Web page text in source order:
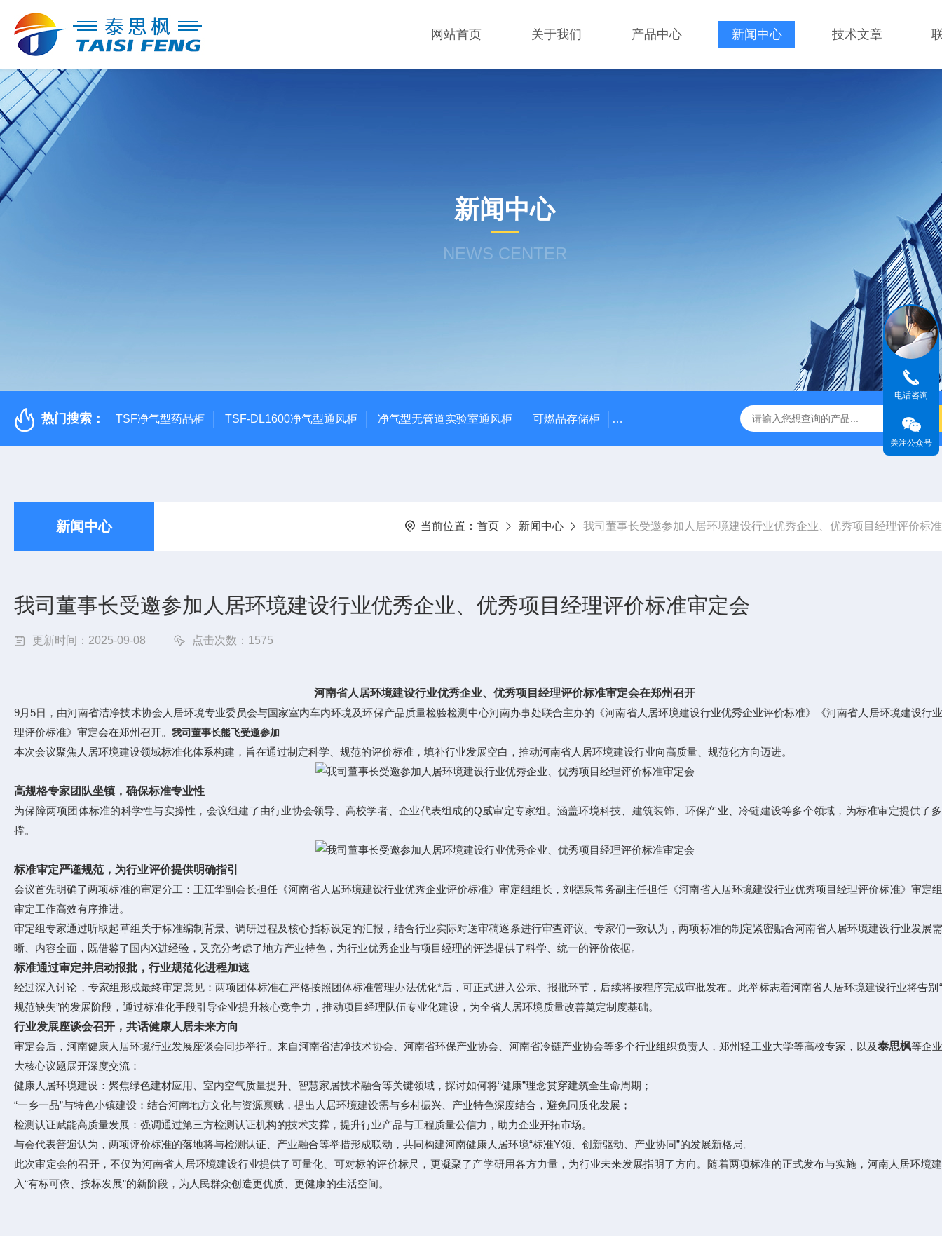
网站首页 关于我们 产品中心 新闻中心 技术文章
新闻中心
NEWS CENTER
热门搜索： TSF净气型药品柜 TSF-DL1600净气型通风柜 净气型无管道实验室通风柜 可燃品存储柜 TSF-DS800净气型通风柜 TSF-DS800FW净气型通风柜（全
新闻中心 当前位置： 首页 新闻中心 我司董事长受邀参加人居环境建设行业优秀企业、优秀项目经理评价标
我司董事长受邀参加人居环境建设行业优秀企业、优秀项目经理评价标准审定会
更新时间：2025-09-08 点击次数：1575
河南省人居环境建设行业优秀企业、优秀项目经理评价标准审定会在郑州召开
9月5日，由河南省洁净技术协会人居环境专业委员会与国家室内车内环境及环保产品质量检验检测中心河南办事处联合主办的《河南省人居环境建设行业优秀企业评价标准》《河南省人居环境建设行
理评价标准》审定会在郑州召开。 我司董事长熊飞受邀参加
本次会议聚焦人居环境建设领域标准化体系构建，旨在通过制定科学、规范的评价标准，填补行业发展空白，推动河南省人居环境建设行业向高质量、规范化方向迈进。
高规格专家团队坐镇，确保标准专业性
为保障两项团体标准的科学性与实操性，会议组建了由行业协会领导、高校学者、企业代表组成的Q威审定专家组。涵盖环境科技、建筑装饰、环保产业、冷链建设等多个领域，为标准审定提供了
撑。
标准审定严谨规范，为行业评价提供明确指引
会议首先明确了两项标准的审定分工：王江华副会长担任《河南省人居环境建设行业优秀企业评价标准》审定组组长，刘德泉常务副主任担任《河南省人居环境建设行业优秀项目经理评价标准》审定
审定工作高效有序推进。
审定组专家通过听取起草组关于标准编制背景、调研过程及核心指标设定的汇报，结合行业实际对送审稿逐条进行审查评议。专家们一致认为，两项标准的制定紧密贴合河南省人居环境建设行业发展
晰、内容全面，既借鉴了国内X进经验，又充分考虑了地方产业特色，为行业优秀企业与项目经理的评选提供了科学、统一的评价依据。
标准通过审定并启动报批，行业规范化进程加速
经过深入讨论，专家组形成最终审定意见：两项团体标准在严格按照团体标准管理办法优化*后，可正式进入公示、报批环节，后续将按程序完成审批发布。此举标志着河南省人居环境建设行业将告别
规范缺失”的发展阶段，通过标准化手段引导企业提升核心竞争力，推动项目经理队伍专业化建设，为全省人居环境质量改善奠定制度基础。
行业发展座谈会召开，共话健康人居未来方向
审定会后，河南健康人居环境行业发展座谈会同步举行。来自河南省洁净技术协会、河南省环保产业协会、河南省冷链产业协会等多个行业组织负责人，郑州轻工业大学等高校专家，以及泰思枫等企
大核心议题展开深度交流：
健康人居环境建设：聚焦绿色建材应用、室内空气质量提升、智慧家居技术融合等关键领域，探讨如何将“健康”理念贯穿建筑全生命周期；
“一乡一品”与特色小镇建设：结合河南地方文化与资源禀赋，提出人居环境建设需与乡村振兴、产业特色深度结合，避免同质化发展；
检测认证赋能高质量发展：强调通过第三方检测认证机构的技术支撑，提升行业产品与工程质量公信力，助力企业开拓市场。
与会代表普遍认为，两项评价标准的落地将与检测认证、产业融合等举措形成联动，共同构建河南健康人居环境“标准Y领、创新驱动、产业协同”的发展新格局。
此次审定会的召开，不仅为河南省人居环境建设行业提供了可量化、可对标的评价标尺，更凝聚了产学研用各方力量，为行业未来发展指明了方向。随着两项标准的正式发布与实施，河南人居环境
入“有标可依、按标发展”的新阶段，为人民群众创造更优质、更健康的生活空间。
电话咨询
关注公众号